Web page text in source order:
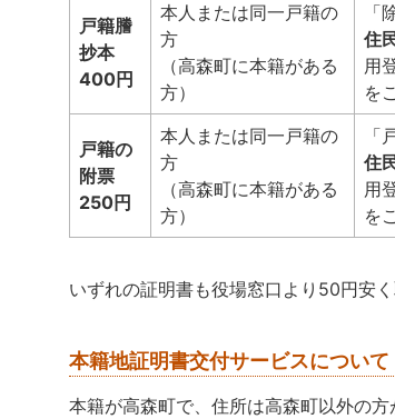
戸籍謄
抄本
400円
本人または同一戸籍の
方
（高森町に本籍がある
方）
「
住
用
を
戸籍の
附票
250円
本人または同一戸籍の
方
（高森町に本籍がある
方）
「
住
用
を
いずれの証明書も役場窓口より50円安く
本籍地証明書交付サービスについて
本籍が高森町で、住所は高森町以外の